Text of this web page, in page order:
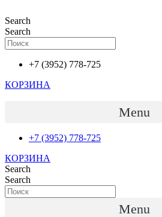
к
содержимому
Search
Search
+7 (3952) 778-725
КОРЗИНА
Menu
+7 (3952) 778-725
КОРЗИНА
Search
Search
Menu